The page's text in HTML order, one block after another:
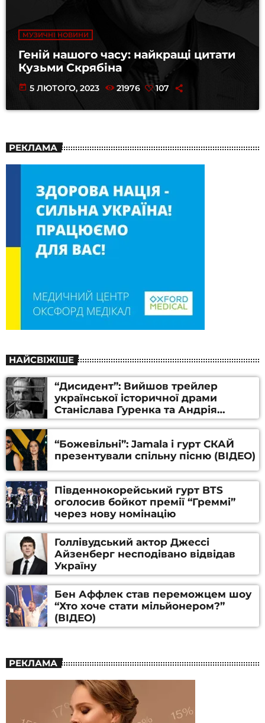
МУЗИЧНІ НОВИНИ
Геній нашого часу: найкращі цитати
Кузьми Скрябіна
today 5 ЛЮТОГО, 2023 21976 107
РЕКЛАМА
НАЙСВІЖІШЕ
“Дисидент”: Вийшов трейлер
української історичної драми
Станіслава Гуренка та Андрія
Алфьорова (ВІДЕО)
“Божевільні”: Jamala і гурт СКАЙ
презентували спільну пісню (ВІДЕО)
Південнокорейський гурт BTS
оголосив бойкот премії “Греммі”
через нову номінацію
Голлівудський актор Джессі
Айзенберг несподівано відвідав
Україну
Бен Аффлек став переможцем шоу
“Хто хоче стати мільйонером?”
(ВІДЕО)
РЕКЛАМА